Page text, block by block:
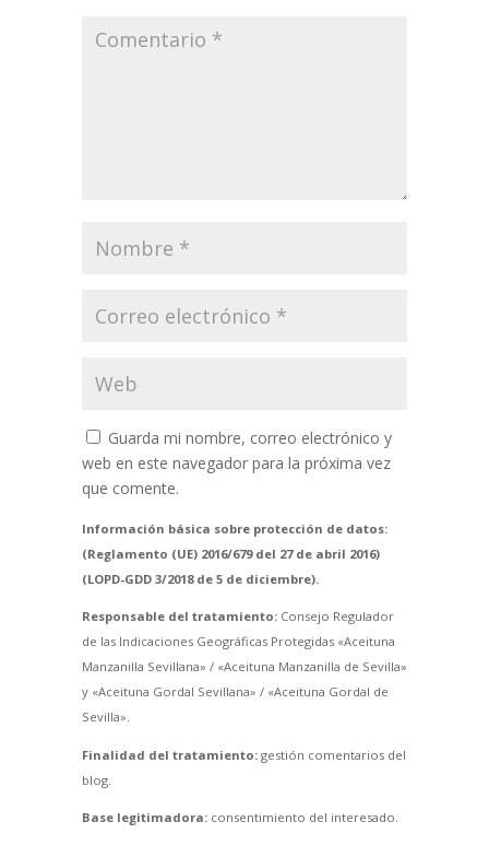
Guarda mi nombre, correo electrónico y
web en este navegador para la próxima vez
que comente.
Información básica sobre protección de datos:
(Reglamento (UE) 2016/679 del 27 de abril 2016)
(LOPD-GDD 3/2018 de 5 de diciembre).
Responsable del tratamiento:Consejo Regulador
de las Indicaciones Geográficas Protegidas «Aceituna
Manzanilla Sevillana» / «Aceituna Manzanilla de Sevilla»
y «Aceituna Gordal Sevillana» / «Aceituna Gordal de
Sevilla».
Finalidad del tratamiento:gestión comentarios del
blog.
Base legitimadora:consentimiento del interesado.